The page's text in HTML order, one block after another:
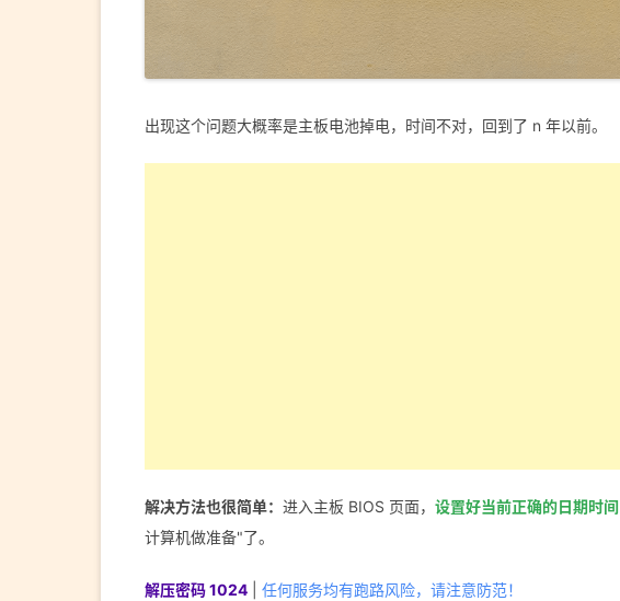
出现这个问题大概率是主板电池掉电，时间不对，回到了 n 年以前。
解决方法也很简单： 进入主板 BIOS 页面， 设置好当前正确的日期时间
计算机做准备"了。
解压密码 1024
任何服务均有跑路风险，请注意防范！